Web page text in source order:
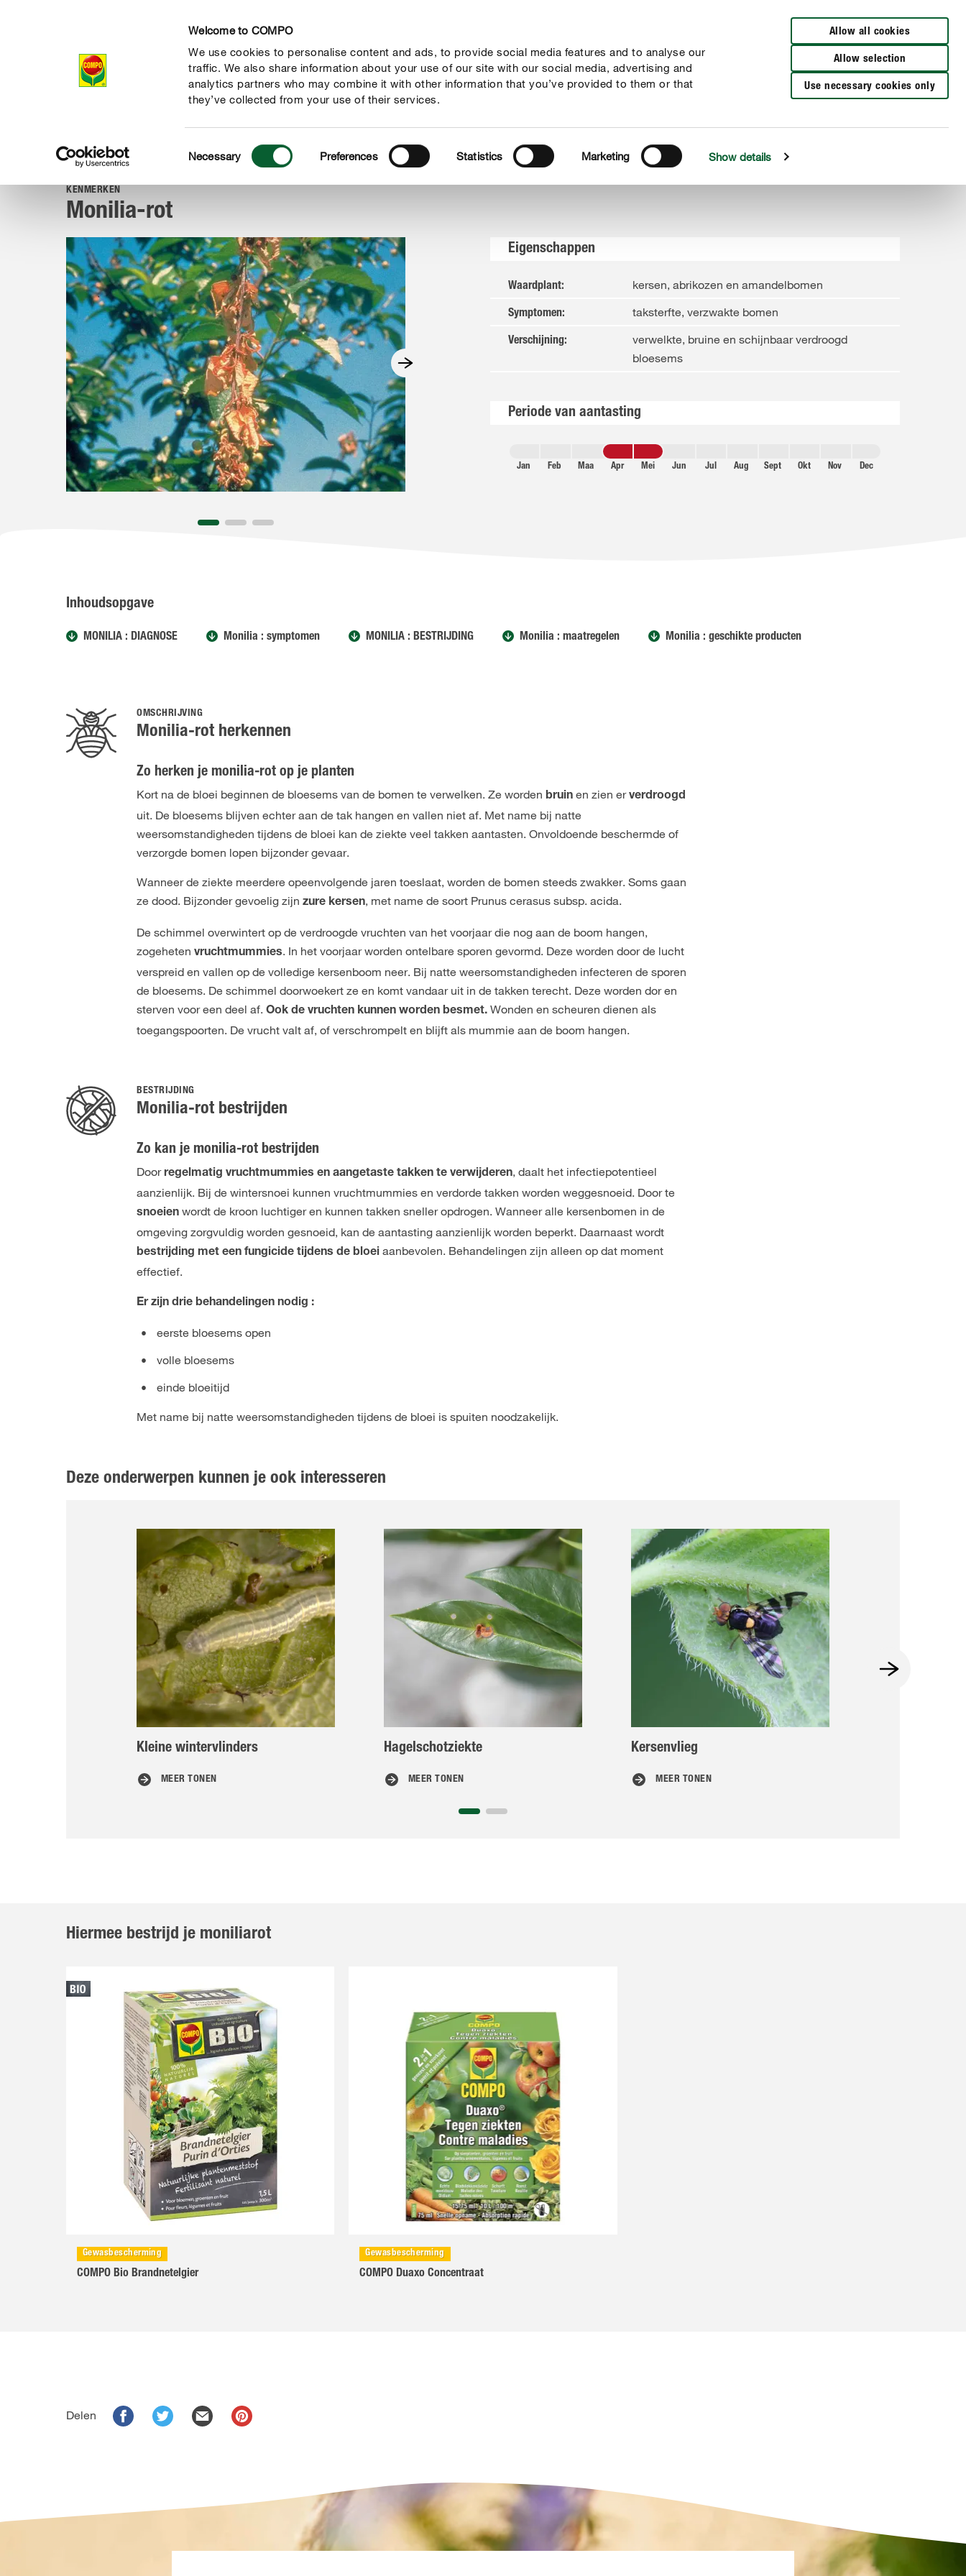
Welcome to COMPO
We use cookies to personalise content and ads, to provide social media features and to analyse our
traffic. We also share information about your use of our site with our social media, advertising and
analytics partners who may combine it with other information that you’ve provided to them or that
they’ve collected from your use of their services.
Selection
Necessary Preferences Statistics Marketing Show details
Allow all cookies
Allow selection
Use necessary cookies only
Verkooppunten
Producten Advies Thema's Tot je dienst Onderneming
COMPOAdvies Ziekten & plagen Schimmels & andere ziekten Monilia-rot
KENMERKEN
Monilia-rot
Eigenschappen
Waardplant: kersen, abrikozen en amandelbomen
Symptomen: taksterfte, verzwakte bomen
Verschijning:
verwelkte, bruine en schijnbaar verdroogd
bloesems
Periode van aantasting
Jan Feb Maa Apr Mei Jun Jul Aug Sept Okt Nov Dec
Inhoudsopgave
MONILIA : DIAGNOSE Monilia : symptomen MONILIA : BESTRIJDING Monilia : maatregelen Monilia : geschikte producten
OMSCHRIJVING
Monilia-rot herkennen
Zo herken je monilia-rot op je planten
Kort na de bloei beginnen de bloesems van de bomen te verwelken. Ze wordenbruin en zien erverdroogd
uit. De bloesems blijven echter aan de tak hangen en vallen niet af. Met name bij natte
weersomstandigheden tijdens de bloei kan de ziekte veel takken aantasten. Onvoldoende beschermde of
verzorgde bomen lopen bijzonder gevaar.
Wanneer de ziekte meerdere opeenvolgende jaren toeslaat, worden de bomen steeds zwakker. Soms gaan
ze dood. Bijzonder gevoelig zijnzure kersen, met name de soort Prunus cerasus subsp. acida.
De schimmel overwintert op de verdroogde vruchten van het voorjaar die nog aan de boom hangen,
zogehetenvruchtmummies. In het voorjaar worden ontelbare sporen gevormd. Deze worden door de lucht
verspreid en vallen op de volledige kersenboom neer. Bij natte weersomstandigheden infecteren de sporen
de bloesems. De schimmel doorwoekert ze en komt vandaar uit in de takken terecht. Deze worden dor en
sterven voor een deel af.Ook de vruchten kunnen worden besmet.Wonden en scheuren dienen als
toegangspoorten. De vrucht valt af, of verschrompelt en blijft als mummie aan de boom hangen.
BESTRIJDING
Monilia-rot bestrijden
Zo kan je monilia-rot bestrijden
Doorregelmatig vruchtmummies en aangetaste takken te verwijderen, daalt het infectiepotentieel
aanzienlijk. Bij de wintersnoei kunnen vruchtmummies en verdorde takken worden weggesnoeid. Door te
snoeienwordt de kroon luchtiger en kunnen takken sneller opdrogen. Wanneer alle kersenbomen in de
omgeving zorgvuldig worden gesnoeid, kan de aantasting aanzienlijk worden beperkt. Daarnaast wordt
bestrijding met een fungicide tijdens de bloei aanbevolen. Behandelingen zijn alleen op dat moment
effectief.
Er zijn drie behandelingen nodig :
eerste bloesems open
volle bloesems
einde bloeitijd
Met name bij natte weersomstandigheden tijdens de bloei is spuiten noodzakelijk.
Deze onderwerpen kunnen je ook interesseren
Kleine wintervlinders
MEER TONEN
Hagelschotziekte
MEER TONEN
Kersenvlieg
MEER TONEN
Hiermee bestrijd je moniliarot
Gewasbescherming
COMPO Bio Brandnetelgier
Gewasbescherming
COMPO Duaxo Concentraat
Delen